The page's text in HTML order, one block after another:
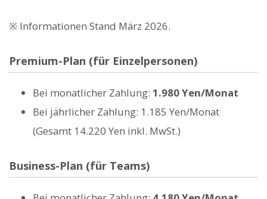
※ Informationen Stand März 2026.
Premium-Plan (für Einzelpersonen)
Bei monatlicher Zahlung: 1.980 Yen/Monat
Bei jährlicher Zahlung: 1.185 Yen/Monat
(Gesamt 14.220 Yen inkl. MwSt.)
Business-Plan (für Teams)